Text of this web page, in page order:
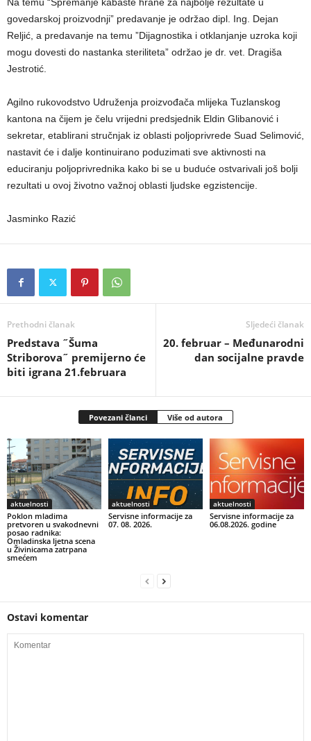
govedarskoj proizvodnji” predavanje je održao dipl. Ing. Dejan
Reljić, a predavanje na temu ”Dijagnostika i otklanjanje uzroka koji
mogu dovesti do nastanka steriliteta” održao je dr. vet. Dragiša
Jestrotić.
Agilno rukovodstvo Udruženja proizvođača mlijeka Tuzlanskog
kantona na čijem je čelu vrijedni predsjednik Eldin Glibanović i
sekretar, etablirani stručnjak iz oblasti poljoprivrede Suad Selimović,
nastavit će i dalje kontinuirano poduzimati sve aktivnosti na
educiranju poljoprivrednika kako bi se u buduće ostvarivali još bolji
rezultati u ovoj životno važnoj oblasti ljudske egzistencije.
Jasminko Razić
Prethodni članak
Predstava ˝Šuma
Striborova˝ premijerno će
biti igrana 21.februara
Sljedeći članak
20. februar – Međunarodni
dan socijalne pravde
Povezani članci Više od autora
aktuelnosti
Poklon mladima
pretvoren u svakodnevni
posao radnika:
Omladinska ljetna scena
u Živinicama zatrpana
smećem
aktuelnosti
Servisne informacije za
07. 08. 2026.
aktuelnosti
Servisne informacije za
06.08.2026. godine
Ostavi komentar